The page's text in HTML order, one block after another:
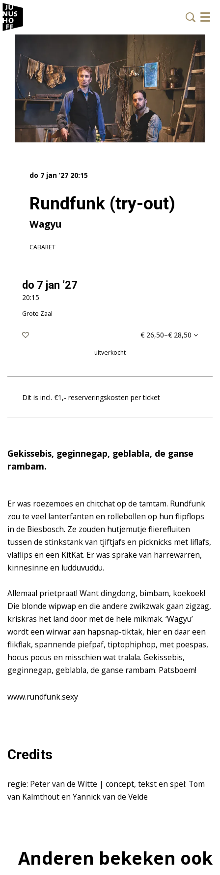
Menu
Rundfunk (try-out)
Wagyu
do 7 jan ’27 20:15
CABARET
do 7 jan ’27
20:15
Grote Zaal
€ 26,50–€ 28,50
uitverkocht
Dit is incl. €1,- reserveringskosten per ticket
Gekissebis, geginnegap, geblabla, de ganse
rambam.
Er was roezemoes en chitchat op de tamtam. Rundfunk
zou te veel lanterfanten en rollebollen op hun flipflops
in de Biesbosch. Ze zouden hutjemutje flierefluiten
tussen de stinkstank van tjiftjafs en picknicks met liflafs,
vlaflips en een KitKat. Er was sprake van harrewarren,
kinnesinne en ludduvuddu.
Allemaal prietpraat! Want dingdong, bimbam, koekoek!
Die blonde wipwap en die andere zwikzwak gaan zigzag,
kriskras het land door met de hele mikmak. ‘Wagyu’
wordt een wirwar aan hapsnap-tiktak, hier en daar een
flikflak, spannende piefpaf, tiptophiphop, met poespas,
hocus pocus en misschien wat tralala. Gekissebis,
geginnegap, geblabla, de ganse rambam. Patsboem!
www.rundfunk.sexy
Credits
regie: Peter van de Witte | concept, tekst en spel: Tom
van Kalmthout en Yannick van de Velde
Anderen bekeken ook